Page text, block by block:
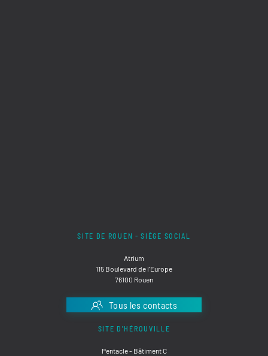
SITE DE ROUEN - SIÈGE SOCIAL
Atrium
115 Boulevard de l'Europe
76100 Rouen
Tous les contacts
SITE D'HÉROUVILLE
Pentacle - Bâtiment C